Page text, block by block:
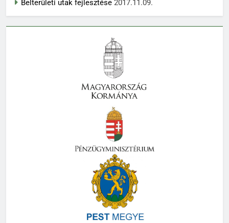
Belterületi utak fejlesztése 2017.11.09.